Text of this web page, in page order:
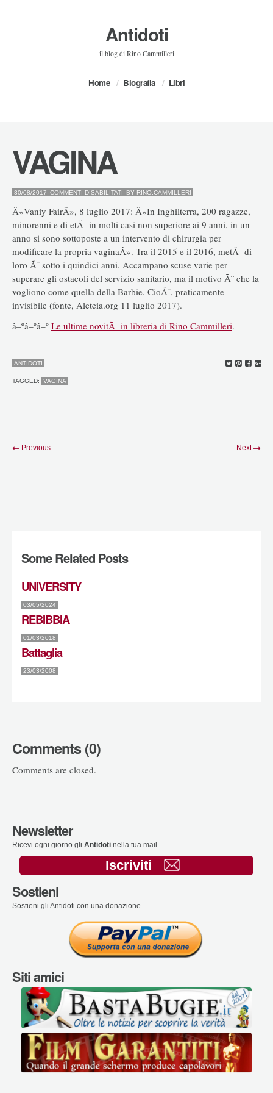
Antidoti
il blog di Rino Cammilleri
Home Biografia Libri
VAGINA
30/08/2017 COMMENTI DISABILITATI SU
BY RINO.CAMMILLERI
Â«Vaniy FairÂ», 8 luglio 2017: Â«In Inghilterra, 200 ragazze,
minorenni e di etÃ in molti casi non superiore ai 9 anni, in un
anno si sono sottoposte a un intervento di chirurgia per
modificare la propria vaginaÂ». Tra il 2015 e il 2016, metÃ di
loro Ã¨ sotto i quindici anni. Accampano scuse varie per
superare gli ostacoli del servizio sanitario, ma il motivo Ã¨ che la
vogliono come quella della Barbie. CioÃ¨, praticamente
invisibile (fonte, Aleteia.org 11 luglio 2017).
â–ºâ–ºâ–º Le ultime novitÃ in libreria di Rino Cammilleri.
ANTIDOTI
TAGGED: VAGINA
Previous Next
Some Related Posts
UNIVERSITY
03/05/2024
REBIBBIA
01/03/2018
Battaglia
23/03/2008
Comments (0)
Comments are closed.
Newsletter
Ricevi ogni giorno gli Antidoti nella tua mail
Iscriviti
Sostieni
Sostieni gli Antidoti con una donazione
Siti amici